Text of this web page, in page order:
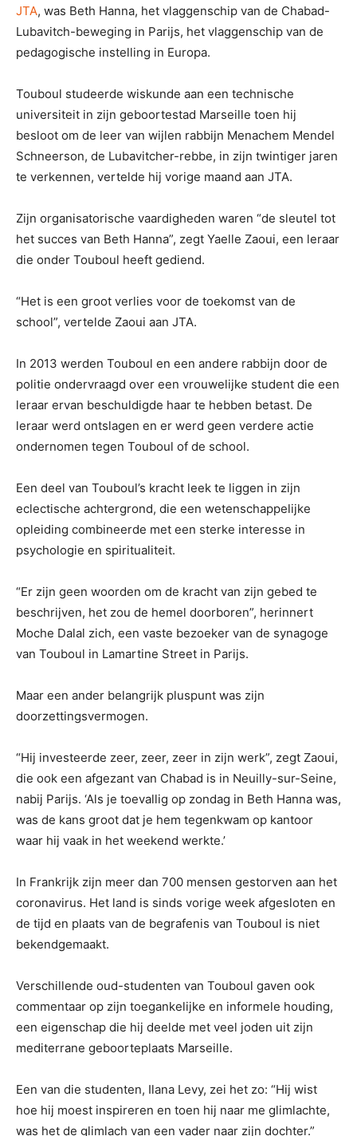
JTA, was Beth Hanna, het vlaggenschip van de Chabad-
Lubavitch-beweging in Parijs, het vlaggenschip van de
pedagogische instelling in Europa.
Touboul studeerde wiskunde aan een technische
universiteit in zijn geboortestad Marseille toen hij
besloot om de leer van wijlen rabbijn Menachem Mendel
Schneerson, de Lubavitcher-rebbe, in zijn twintiger jaren
te verkennen, vertelde hij vorige maand aan JTA.
Zijn organisatorische vaardigheden waren “de sleutel tot
het succes van Beth Hanna”, zegt Yaelle Zaoui, een leraar
die onder Touboul heeft gediend.
“Het is een groot verlies voor de toekomst van de
school”, vertelde Zaoui aan JTA.
In 2013 werden Touboul en een andere rabbijn door de
politie ondervraagd over een vrouwelijke student die een
leraar ervan beschuldigde haar te hebben betast. De
leraar werd ontslagen en er werd geen verdere actie
ondernomen tegen Touboul of de school.
Een deel van Touboul’s kracht leek te liggen in zijn
eclectische achtergrond, die een wetenschappelijke
opleiding combineerde met een sterke interesse in
psychologie en spiritualiteit.
“Er zijn geen woorden om de kracht van zijn gebed te
beschrijven, het zou de hemel doorboren”, herinnert
Moche Dalal zich, een vaste bezoeker van de synagoge
van Touboul in Lamartine Street in Parijs.
Maar een ander belangrijk pluspunt was zijn
doorzettingsvermogen.
“Hij investeerde zeer, zeer, zeer in zijn werk”, zegt Zaoui,
die ook een afgezant van Chabad is in Neuilly-sur-Seine,
nabij Parijs. ‘Als je toevallig op zondag in Beth Hanna was,
was de kans groot dat je hem tegenkwam op kantoor
waar hij vaak in het weekend werkte.’
In Frankrijk zijn meer dan 700 mensen gestorven aan het
coronavirus. Het land is sinds vorige week afgesloten en
de tijd en plaats van de begrafenis van Touboul is niet
bekendgemaakt.
Verschillende oud-studenten van Touboul gaven ook
commentaar op zijn toegankelijke en informele houding,
een eigenschap die hij deelde met veel joden uit zijn
mediterrane geboorteplaats Marseille.
Een van die studenten, Ilana Levy, zei het zo: “Hij wist
hoe hij moest inspireren en toen hij naar me glimlachte,
was het de glimlach van een vader naar zijn dochter.”